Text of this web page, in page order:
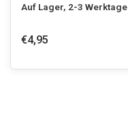
Auf Lager, 2-3 Werktage
€4,95